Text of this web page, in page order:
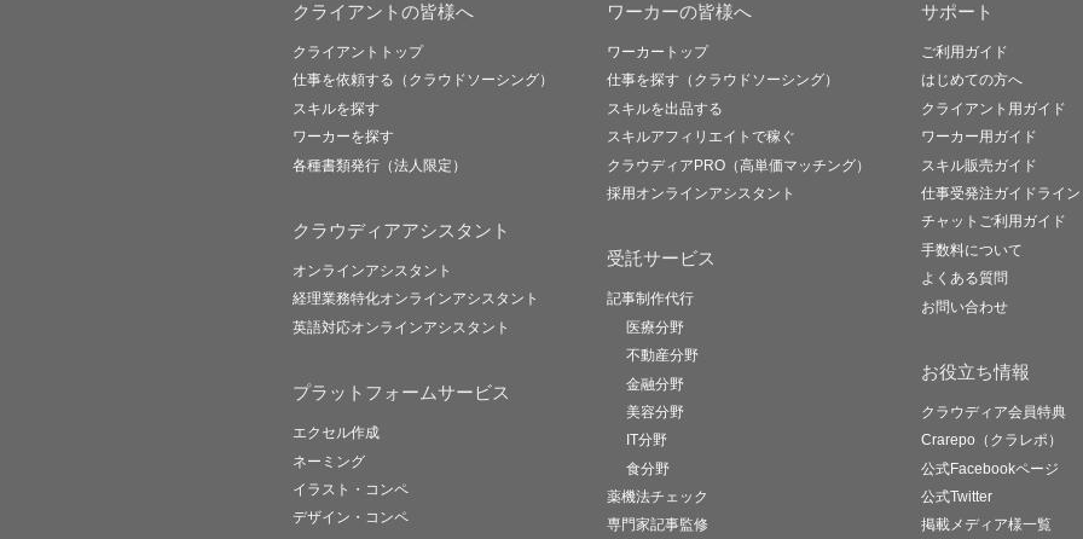
クライアントの皆様へ
クライアントトップ
仕事を依頼する（クラウドソーシング）
スキルを探す
ワーカーを探す
各種書類発行（法人限定）
クラウディアアシスタント
オンラインアシスタント
経理業務特化オンラインアシスタント
英語対応オンラインアシスタント
プラットフォームサービス
エクセル作成
ネーミング
イラスト・コンペ
デザイン・コンペ
ワーカーの皆様へ
ワーカートップ
仕事を探す（クラウドソーシング）
スキルを出品する
スキルアフィリエイトで稼ぐ
クラウディアPRO（高単価マッチング）
採用オンラインアシスタント
受託サービス
記事制作代行
医療分野
不動産分野
金融分野
美容分野
IT分野
食分野
薬機法チェック
専門家記事監修
サポート
ご利用ガイド
はじめての方へ
クライアント用ガイド
ワーカー用ガイド
スキル販売ガイド
仕事受発注ガイドライン
チャットご利用ガイド
手数料について
よくある質問
お問い合わせ
お役立ち情報
クラウディア会員特典
Crarepo（クラレポ）
公式Facebookページ
公式Twitter
掲載メディア様一覧